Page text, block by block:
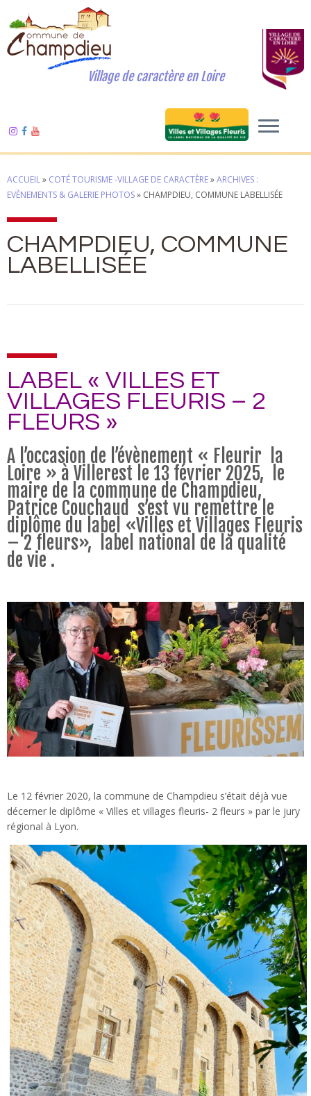
Village de caractère en Loire
ACCUEIL» COTÉ TOURISME -VILLAGE DE CARACTÈRE»ARCHIVES :
EVÈNEMENTS & GALERIE PHOTOS» CHAMPDIEU, COMMUNE LABELLISÉE
CHAMPDIEU, COMMUNE
LABELLISÉE
LABEL « VILLES ET
VILLAGES FLEURIS – 2
FLEURS »
A l’occasion de l’évènement « Fleurir la
Loire » à Villerest le 13 février 2025, le
maire de la commune de Champdieu,
Patrice Couchaud s’est vu remettre le
diplôme du label «Villes et Villages Fleuris
– 2 fleurs», label national de la qualité
de vie .
Le 12 février 2020, la commune de Champdieu s’était déjà vue
décerner le diplôme « Villes et villages fleuris- 2 fleurs » par le jury
régional à Lyon.